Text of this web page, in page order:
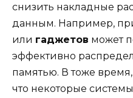
снизить накладные
данным. Например,
или гаджетов может
эффективно
памятью. В тоже время,
что некоторые